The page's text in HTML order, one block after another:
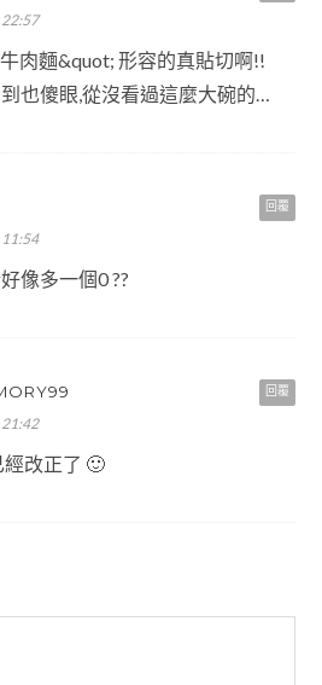
肉麵&quot; 形容的真貼切啊!!
也傻眼,從沒看過這麼大碗的…
回覆
像多一個0 ??
回覆
改正了 🙂